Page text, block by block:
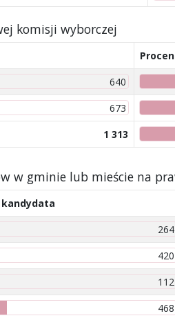
komisji wyborczej
640
673
1 313
w gminie lub mieście na
kandydata
264
420
112
468